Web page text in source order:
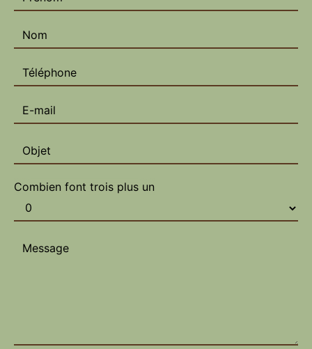
Combien font trois plus un